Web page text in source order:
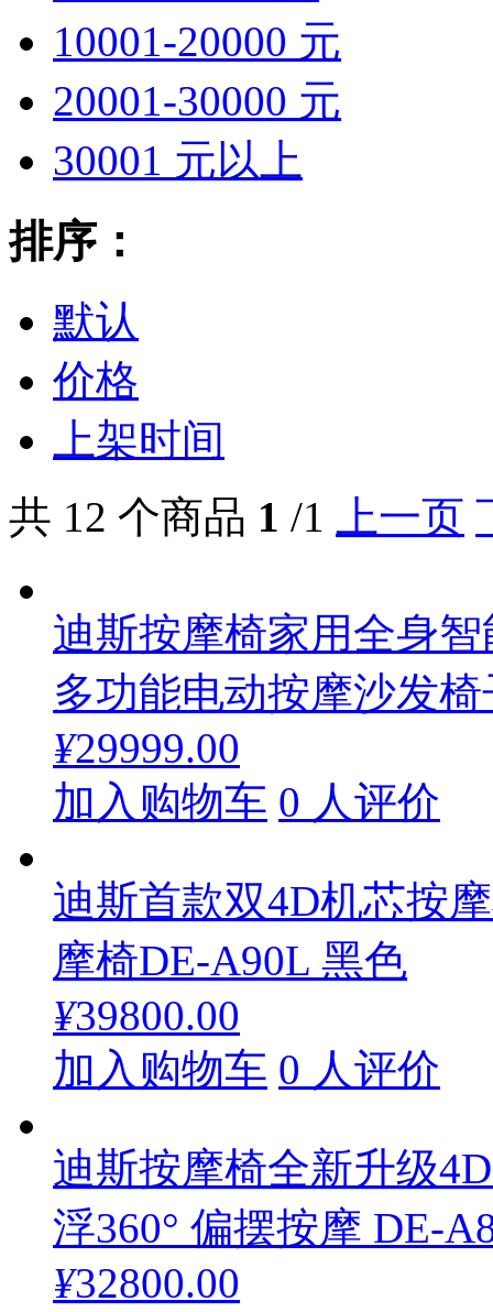
10001-20000 元
20001-30000 元
30001 元以上
排序：
默认
价格
上架时间
共 12 个商品 1 /1 上一页
迪斯按摩椅家用全身
多功能电动按摩沙发
¥29999.00
加入购物车 0 人评价
迪斯首款双4D机芯按
摩椅DE-A90L 黑色
¥39800.00
加入购物车 0 人评价
迪斯按摩椅全新升级
浮360° 偏摆按摩 DE-
¥32800.00